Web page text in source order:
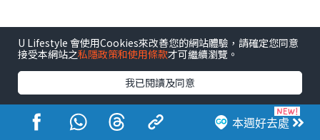
本週好去處
U Lifestyle 會使用Cookies來改善您的網站體驗，請確定您同意
接受本網站之私隱政策和使用條款才可繼續瀏覽。
我已閱讀及同意